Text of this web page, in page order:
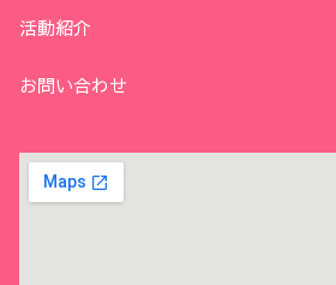
活動紹介
お問い合わせ